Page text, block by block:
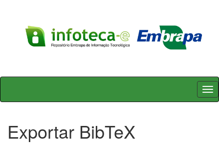
Skip
Exportar BibTeX